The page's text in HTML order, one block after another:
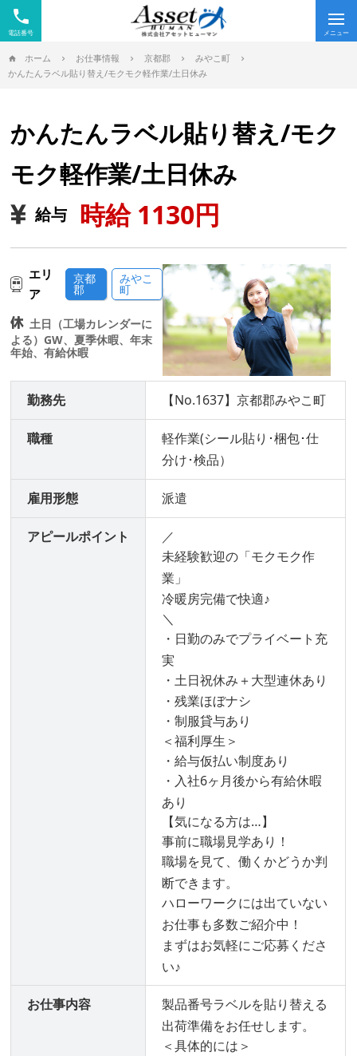
phone
ホーム お仕事情報 京都郡
みやこ町
かんたんラベル貼り替え/モクモク軽作業/土日休み
かんたんラベル貼り替え/モク
モク軽作業/土日休み
給与 時給 1130円
エリ
ア
京都
郡
みやこ
町
土日（工場カレンダーに
よる）GW、夏季休暇、年末
年始、有給休暇
勤務先 【No.1637】京都郡みやこ町
職種
軽作業(シール貼り･梱包･仕
分け･検品）
雇用形態 派遣
アピールポイント
／
未経験歓迎の「モクモク作
業」
冷暖房完備で快適♪
＼
・日勤のみでプライベート充
実
・土日祝休み＋大型連休あり
・残業ほぼナシ
・制服貸与あり
＜福利厚生＞
・給与仮払い制度あり
・入社6ヶ月後から有給休暇
あり
【気になる方は…】
事前に職場見学あり！
職場を見て、働くかどうか判
断できます。
ハローワークには出ていない
お仕事も多数ご紹介中！
まずはお気軽にご応募くださ
い♪
お仕事内容
製品番号ラベルを貼り替える
出荷準備をお任せします。
＜具体的には＞